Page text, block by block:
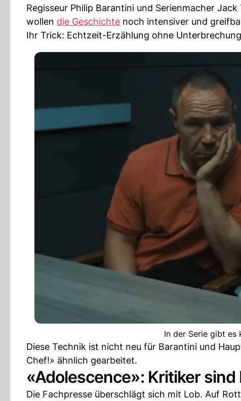
Regisseur Philip Barantini und Serienmacher
wollen die Geschichte noch intensiver und
Ihr Trick: Echtzeit-Erzählung ohne
In der Serie gibt es
Diese Technik ist nicht neu für Barantini und
Chef!» ähnlich gearbeitet.
«Adolescence»: Kritiker
Die Fachpresse überschlägt sich mit Lob. Auf